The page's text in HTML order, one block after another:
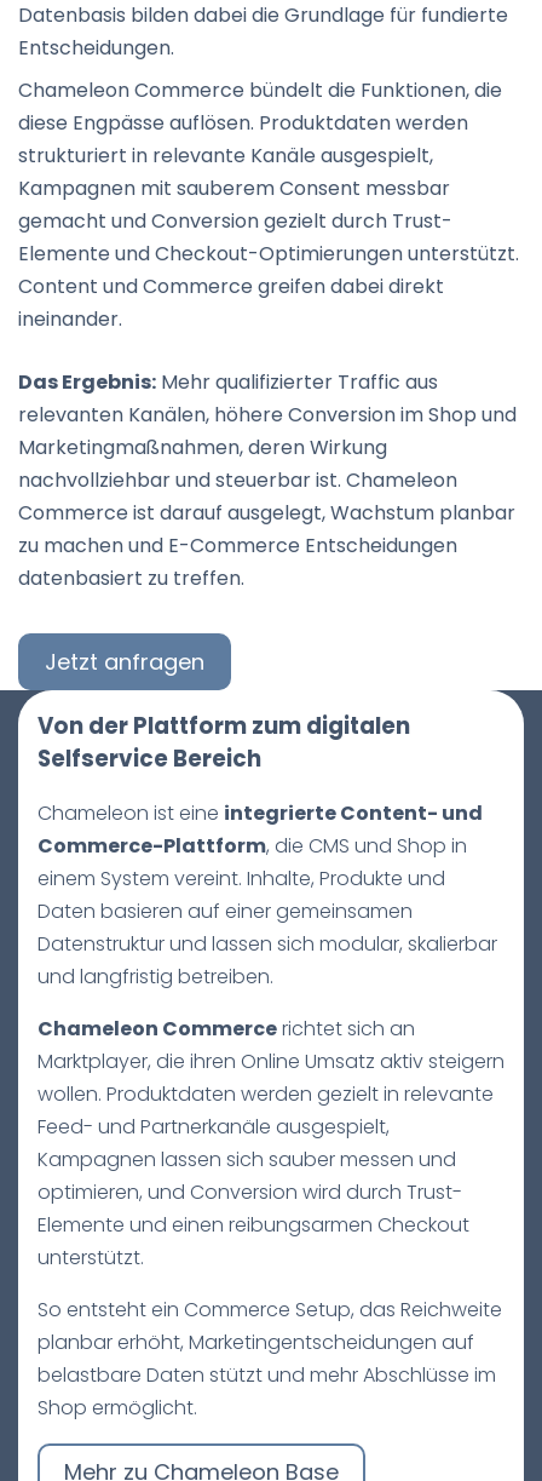
Datenbasis bilden dabei die Grundlage für fundierte
Entscheidungen.
Chameleon Commerce bündelt die Funktionen, die
diese Engpässe auflösen. Produktdaten werden
strukturiert in relevante Kanäle ausgespielt,
Kampagnen mit sauberem Consent messbar
gemacht und Conversion gezielt durch Trust-
Elemente und Checkout-Optimierungen unterstützt.
Content und Commerce greifen dabei direkt
ineinander.
Das Ergebnis: Mehr qualifizierter Traffic aus
relevanten Kanälen, höhere Conversion im Shop und
Marketingmaßnahmen, deren Wirkung
nachvollziehbar und steuerbar ist. Chameleon
Commerce ist darauf ausgelegt, Wachstum planbar
zu machen und E-Commerce Entscheidungen
datenbasiert zu treffen.
Jetzt anfragen
Von der Plattform zum digitalen
Selfservice Bereich
Chameleon ist eine integrierte Content- und
Commerce-Plattform, die CMS und Shop in
einem System vereint. Inhalte, Produkte und
Daten basieren auf einer gemeinsamen
Datenstruktur und lassen sich modular, skalierbar
und langfristig betreiben.
Chameleon Commercerichtet sich an
Marktplayer, die ihren Online Umsatz aktiv steigern
wollen. Produktdaten werden gezielt in relevante
Feed- und Partnerkanäle ausgespielt,
Kampagnen lassen sich sauber messen und
optimieren, und Conversion wird durch Trust-
Elemente und einen reibungsarmen Checkout
unterstützt.
So entsteht ein Commerce Setup, das Reichweite
planbar erhöht, Marketingentscheidungen auf
belastbare Daten stützt und mehr Abschlüsse im
Shop ermöglicht.
Mehr zu Chameleon Base